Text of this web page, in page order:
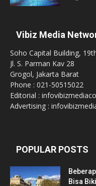
Vibiz Media
Soho Capital Building,
Jl. S. Parman Kav 28
Grogol, Jakarta Barat
Phone : 021-50515022
Editorial :
Advertising :
POPULAR POSTS
Bisa